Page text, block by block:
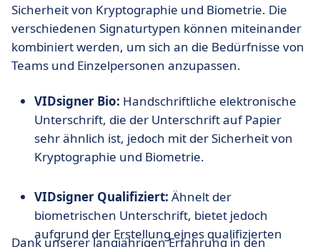
Sicherheit von Kryptographie und Biometrie. Die
verschiedenen Signaturtypen können miteinander
kombiniert werden, um sich an die Bedürfnisse von
Teams und Einzelpersonen anzupassen.
VIDsigner Bio: Handschriftliche elektronische
Unterschrift, die der Unterschrift auf Papier
sehr ähnlich ist, jedoch mit der Sicherheit von
Kryptographie und Biometrie.
VIDsigner Qualifiziert: Ähnelt der
biometrischen Unterschrift, bietet jedoch
aufgrund der Erstellung eines qualifizierten
Dank unserer langjährigen Erfahrung in den